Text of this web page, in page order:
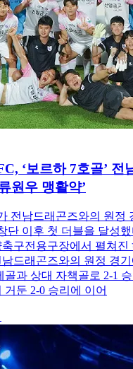
‘보르하 7호골’ 전
원우 맹활약’
전남드래곤즈와의 원정
단 이후 첫 더블을 달성
축구전용구장에서 펼쳐진
남드래곤즈와의 원정 경
과 상대 자책골로 2-1
거둔 2-0 승리에 이어